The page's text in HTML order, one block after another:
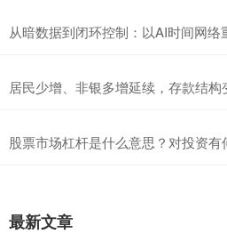
从暗数据到闭环控制：以AI时间网络
居民少增、非银多增延续，存款结
股票市场杠杆是什么意思？对投资有
最新文章